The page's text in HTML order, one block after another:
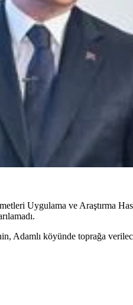
Uygulama ve Araştırma
Adamlı köyünde toprağa